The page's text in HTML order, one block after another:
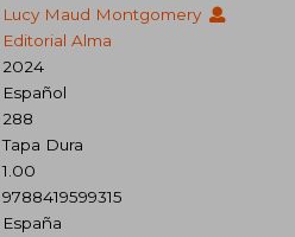
Lucy Maud Montgomery
Editorial Alma
2024
Español
288
Tapa Dura
1.00
9788419599315
España